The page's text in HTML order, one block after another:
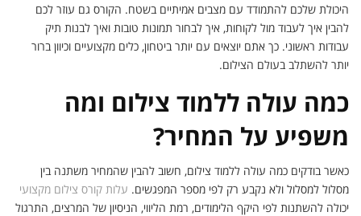
היכולת שלכם להתמודד עם מצבים אמיתיים בשטח. הקורס גם עוזר לכם
להבין איך לעבוד מול לקוחות, איך לבחור תמונות טובות ואיך לבנות תיק
עבודות ראשוני. כך אתם יוצאים עם יותר ביטחון, כלים מקצועיים וכיוון ברור
יותר להשתלב בעולם הצילום.
כמה עולה ללמוד צילום ומה
משפיע על המחיר?
כאשר בודקים כמה עולה ללמוד צילום, חשוב להבין שהמחיר משתנה בין
מסלול למסלול ולא נקבע רק לפי מספר המפגשים. עלות קורס צילום מקצועי
יכולה להשתנות לפי היקף הלימודים, רמת הליווי, הניסיון של המרצים, התרגול